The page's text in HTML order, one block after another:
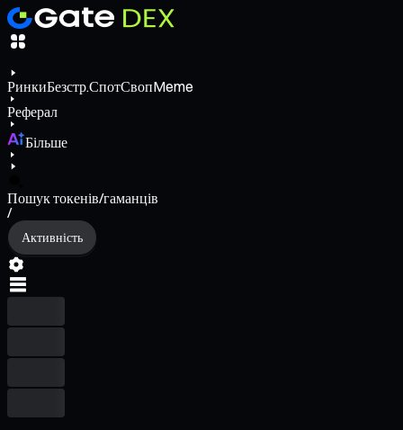
РинкиБезстр.СпотСвопMeme
Реферал
Більше
Пошук токенів/гаманців
/
Активність